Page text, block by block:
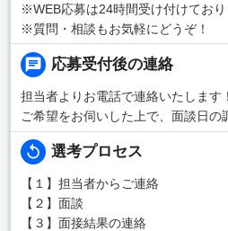
※WEB応募は24時間受け付けており
※質問・相談もお気軽にどうぞ！
応募受付後の連絡
担当者よりお電話で連絡いたします！
ご希望をお伺いした上で、面談日の
選考プロセス
【１】担当者からご連絡
【２】面談
【３】面接結果の連絡